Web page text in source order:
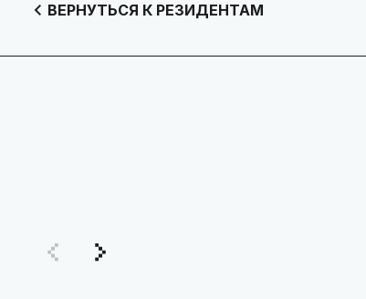
ВЕРНУТЬСЯ К РЕЗИДЕНТАМ